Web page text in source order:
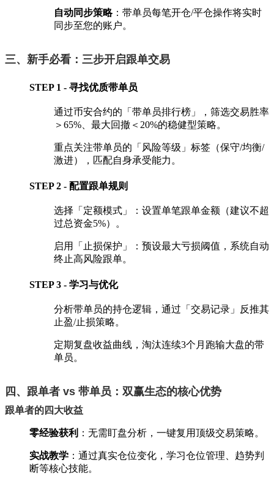
自动同步策略‌：带单员每笔开仓/平仓操作将实时
同步至您的账户。
三、新手必看：三步开启跟单交易
STEP 1 - 寻找优质带单员
通过币安合约的「带单员排行榜」，筛选交易胜率
＞65%、最大回撤＜20%的稳健型策略。
重点关注带单员的「风险等级」标签（保守/均衡/
激进），匹配自身承受能力。
STEP 2 - 配置跟单规则
选择「定额模式」：设置单笔跟单金额（建议不超
过总资金5%）。
启用「止损保护」：预设最大亏损阈值，系统自动
终止高风险跟单。
STEP 3 - 学习与优化
分析带单员的持仓逻辑，通过「交易记录」反推其
止盈/止损策略。
定期复盘收益曲线，淘汰连续3个月跑输大盘的带
单员。
四、跟单者 vs 带单员：双赢生态的核心优势
跟单者的四大收益
零经验获利 ‌：无需盯盘分析，一键复用顶级交易策略。
实战教学 ‌：通过真实仓位变化，学习仓位管理、趋势判
断等核心技能。